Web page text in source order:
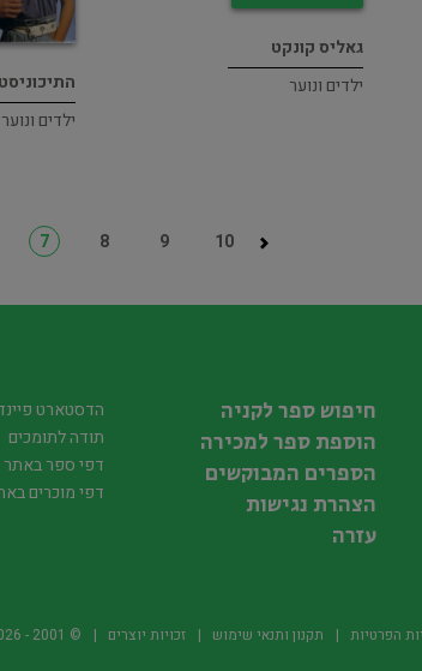
גאליס קונקט
ילדים ונוער
ילדים ונוער
7 8 9 10
חיפוש ספר לקניה
הוספת ספר למכירה
הספרים המבוקשים
הצהרת נגישות
עזרה
הדסטארט
תודה לתומכים
דפי ספר באתר
דפי מוכרים
הפרטיות תקנון ותנאי שימוש זכויות יוצרים © 2001 -